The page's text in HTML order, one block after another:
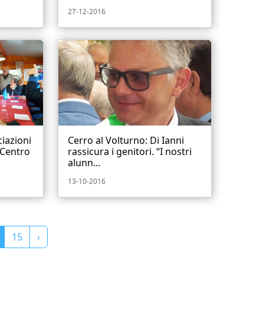
27-12-2016
Cerro al Volturno: Di Ianni
rassicura i genitori. “I nostri
alunn...
13-10-2016
15 ›